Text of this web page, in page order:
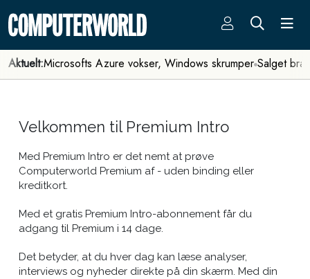
Aktuelt:Microsofts Azure vokser, Windows skrumper Salget
Velkommen til Premium Intro
Med Premium Intro er det nemt at prøve
Computerworld Premium af - uden binding eller
kreditkort.
Med et gratis Premium Intro-abonnement får du
adgang til Premium i 14 dage.
Det betyder, at du hver dag kan læse analyser,
interviews og nyheder direkte på din skærm. Med din